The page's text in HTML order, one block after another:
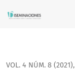
Qué jodida está
VOL. 4 NÚM. 8 (2021),